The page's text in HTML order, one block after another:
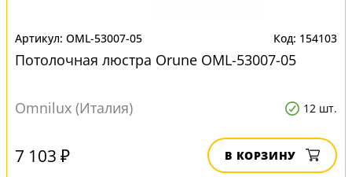
OML-53007-05 154103
Потолочная люстра Orune OML-53007-05
Omnilux (Италия) 12 шт.
7 103 ₽ В КОРЗИНУ